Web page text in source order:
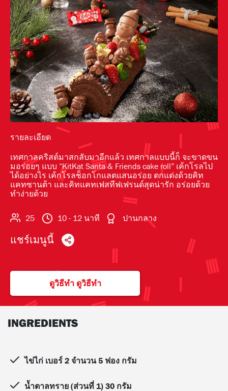
รายละเอียด
เทศกาลคริสต์มาสกลับมาอีกแล้ว เทศกาลแบบนี้ก็ จะขาดขน
มอร่อยๆ แบบ “KitKat Santa & Friends cake roll” เค้กโรลไป
ได้อย่างไร เค้กโรลช็อกโกแลตแสนอร่อย ตกแต่งด้วยคิท
แคทซานต้า และคิทแคทเฟสทีฟเฟรนด์สุดน่ารัก อร่อยด้วย
ทำง่ายด้วย
25 10 - 12 นาที ปานกลาง
แชร์เมนูนี้
ดูวิธีทำ ดูวิธีทำ
INGREDIENTS
ไข่ไก่ เบอร์ 2 จำนวน 5 ฟอง กรัม
น้ำตาลทราย (ส่วนที่ 1) 30 กรัม